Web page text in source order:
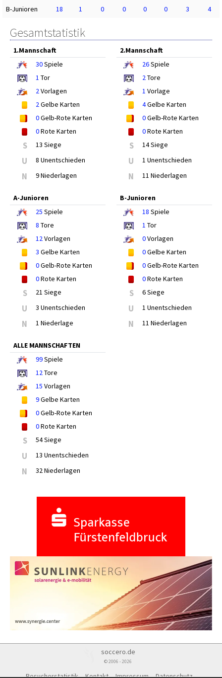
B-Junioren
18 1 0 0 0 0 3 4
Gesamtstatistik
1.Mannschaft
30Spiele
1 Tor
2Vorlagen
2Gelbe Karten
0Gelb-Rote Karten
0Rote Karten
S 13 Siege
U 8 Unentschieden
N 9 Niederlagen
2.Mannschaft
26Spiele
2Tore
1 Vorlage
4Gelbe Karten
0Gelb-Rote Karten
0Rote Karten
S 14 Siege
U 1 Unentschieden
N 11 Niederlagen
A-Junioren
25 Spiele
8 Tore
12Vorlagen
3 Gelbe Karten
0Gelb-Rote Karten
0Rote Karten
S 21 Siege
U 3 Unentschieden
N 1 Niederlage
B-Junioren
18 Spiele
1 Tor
0Vorlagen
0Gelbe Karten
0Gelb-Rote Karten
0Rote Karten
S 6 Siege
U 1 Unentschieden
N 11 Niederlagen
ALLE MANNSCHAFTEN
99Spiele
12Tore
15 Vorlagen
9Gelbe Karten
0Gelb-Rote Karten
0Rote Karten
S 54 Siege
U 13 Unentschieden
N 32 Niederlagen
soccero.de
© 2006 - 2026